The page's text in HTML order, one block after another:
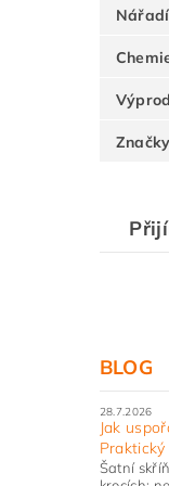
Značky
BLOG
28.7.2026
Jak
Šatní